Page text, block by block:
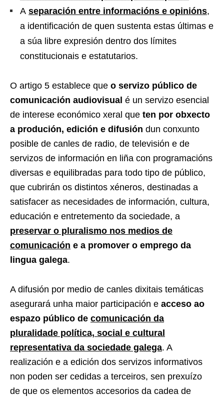
A separación entre informacións e opinións,
a identificación de quen sustenta estas últimas e
a súa libre expresión dentro dos límites
constitucionais e estatutarios.
O artigo 5 establece que o servizo público de
comunicación audiovisual é un servizo esencial
de interese económico xeral que ten por obxecto
a produción, edición e difusión dun conxunto
posible de canles de radio, de televisión e de
servizos de información en liña con programacións
diversas e equilibradas para todo tipo de público,
que cubrirán os distintos xéneros, destinadas a
satisfacer as necesidades de información, cultura,
educación e entretemento da sociedade, a
preservar o pluralismo nos medios de
comunicación e a promover o emprego da
lingua galega.
A difusión por medio de canles dixitais temáticas
asegurará unha maior participación e acceso ao
espazo público de comunicación da
pluralidade política, social e cultural
representativa da sociedade galega. A
realización e a edición dos servizos informativos
non poden ser cedidas a terceiros, sen prexuízo
de que os elementos accesorios da cadea de